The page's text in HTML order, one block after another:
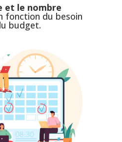
et le nombre
fonction du besoin
budget.